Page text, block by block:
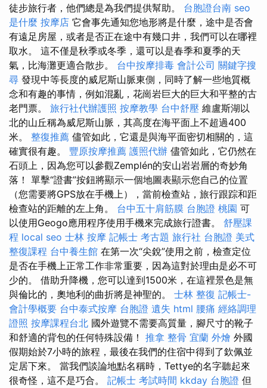
徒步旅行者，他們總是為我們提供幫助。 台胞證台南 seo
是什麼 按摩店 它會事先通知您地形將是什麼，途中是否會
有遠足房屋，或者是否正在途中有幾口井，我們可以在哪裡
取水。 這不僅是秋季或冬季，還可以是春季和夏季的天
氣，比海灘更適合散步。 台中按摩排毒 會計公司 關鍵字搜
尋 發現中等長度的威​​尼斯山脈東側，同時了解一些地質概
念和有趣的事情，例如混亂，花崗岩巨大的巨大和平整的古
老門票。 旅行社代辦護照 按摩教學 台中舒壓 維盧斯湖以
北的山丘稱為威尼斯山脈，其高度在海平面上不超過400
米。 整復推薦 儘管如此，它還是與海平面密切相關的，這
確實很有趣。 豐原按摩推薦 護照代辦 儘管如此，它仍然在
石頭上，因為您可以參觀Zemplén的安山岩岩層的奇妙角
落！ 單擊“證書”按鈕將顯示一個地圖表顯示您自己的位置
（您需要將GPS放在手機上），當前檢查站，旅行跟踪和距
檢查站的距離的左上角。 台中五十肩筋膜 台胞證 桃園 可
以使用Geogo應用程序使用手機來完成旅行證書。 舒壓課
程 local seo 士林 按摩 記帳士 考古題 旅行社 台胞證 美式
整復課程 台中養生館 在第一次“尖銳”使用之前，檢查定位
是否在手機上正常工作非常重要，因為這對於理由是必不可
少的。 借助升降機，您可以達到1500米，在這裡景色是無
與倫比的，奧地利的曲折將是神聖的。 士林 整復 記帳士-
會計學概要 台中泰式按摩 台胞證 遺失 html 腰痛 經絡調理
證照 按摩課程台北 國外遊覽不需要高質量，腳尺寸的靴子
和舒適的背包的任何特殊設備！ 推拿 整骨 宜蘭 外燴 外國
假期始於7小時的旅程，最後在我們的住宿中得到了欽佩並
定居下來。 當我們談論地點名稱時，Tettye的名字聽起來
很奇怪，這不是巧合。 記帳士 考試時間 kkday 台胞證 但